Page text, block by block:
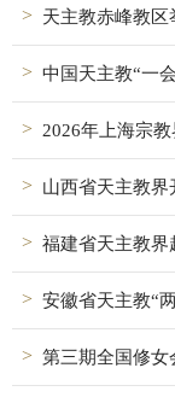
天主教赤峰教
中国天主教“一会一
2026年上海宗
山西省天主教界开展“
福建省天主教界赴
安徽省天主教“两会一区”召开
第三期全国修女